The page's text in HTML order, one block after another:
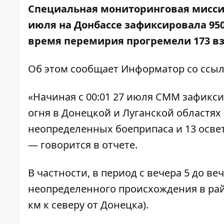
Специальная мониторинговая
июля на Донбассе зафиксировала
время перемирия прогремели 173
Об этом сообщает Информатор со
«Начиная с 00:01 27 июля СММ
огня в Донецкой и Луганской
неопределенных боеприпаса и 13
— говорится в отчете.
В частности, в период с вечера 5 до
неопределенного происхождения в
км к северу от Донецка).